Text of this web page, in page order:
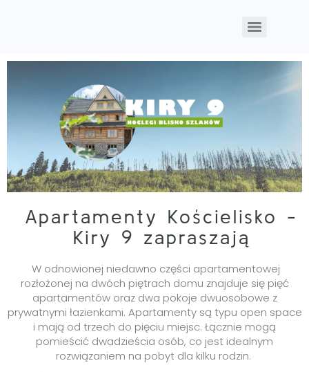
Apartamenty Kościelisko -
Kiry 9 zapraszają
W odnowionej niedawno części apartamentowej
rozłożonej na dwóch piętrach domu znajduje się pięć
apartamentów oraz dwa pokoje dwuosobowe z
prywatnymi łazienkami. Apartamenty są typu open space
i mają od trzech do pięciu miejsc. Łącznie mogą
pomieścić dwadzieścia osób, co jest idealnym
rozwiązaniem na pobyt dla kilku rodzin.